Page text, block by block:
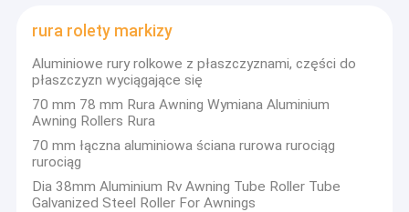
rura rolety markizy
Aluminiowe rury rolkowe z płaszczyznami, części do
płaszczyzn wyciągające się
70 mm 78 mm Rura Awning Wymiana Aluminium
Awning Rollers Rura
70 mm łączna aluminiowa ściana rurowa rurociąg
rurociąg
Dia 38mm Aluminium Rv Awning Tube Roller Tube
Galvanized Steel Roller For Awnings